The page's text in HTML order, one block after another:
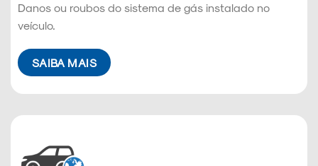
Danos ou roubos do sistema de gás instalado no
veículo.
SAIBA MAIS